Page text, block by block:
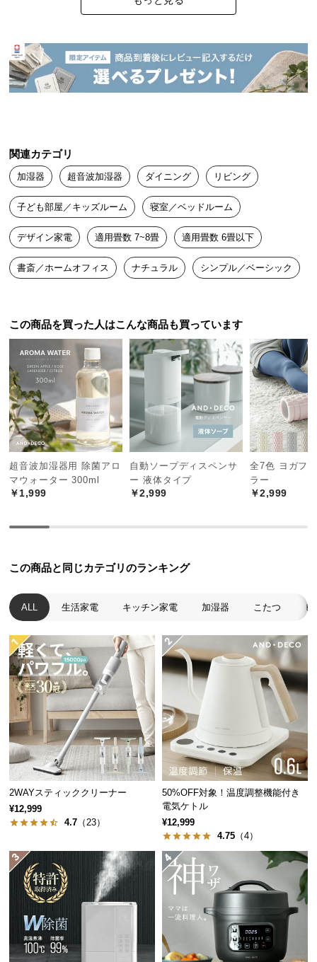
品
の
配
い
て
小
型
商
品
の
つ
い
て
開
梱
設
置
サ
ー
ビ
に
い
搬
経
路
に
つ
い
て
返
品・
キ
ャ
ン
ル
に
つ
い
て
保
関連カテゴリ
加湿器 超音波加湿器 ダイニング リビング
子ども部屋／キッズルーム 寝室／ベッドルーム
デザイン家電 適用畳数 7~8畳 適用畳数 6畳以下
書斎／ホームオフィス ナチュラル シンプル／ベーシック
この商品を買った人はこんな商品も買っています
超音波加湿器用 除菌アロ
マウォーター 300ml
￥1,999
自動ソープディスペンサ
ー 液体タイプ
￥2,999
全7色 ヨガフ
ラー
￥2,999
この商品と同じカテゴリのランキング
ALL 生活家電 キッチン家電 加湿器 こたつ ヒ
2WAYスティッククリーナー
¥12,999
4.7 （23）
50%OFF対象！温度調整機能付き
電気ケトル
¥12,999
4.75 （4）